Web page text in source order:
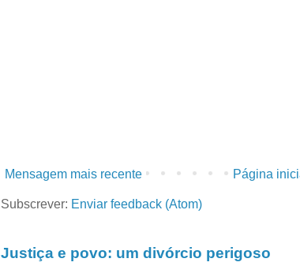
Mensagem mais recente Página
Subscrever: Enviar feedback (Atom)
Justiça e povo: um divórcio perigoso